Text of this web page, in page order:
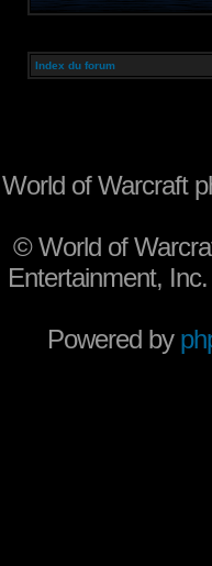
Index du forum
World of Warcraft
©World of
Entertainment,
Powered by